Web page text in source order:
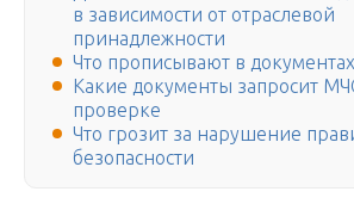
в зависимости от отраслевой
принадлежности
Что прописывают в документах
Какие документы запросит
проверке
Что грозит за нарушение
безопасности